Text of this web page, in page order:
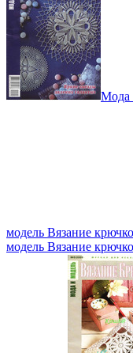
Мода
модель Вязание
модель Вязание